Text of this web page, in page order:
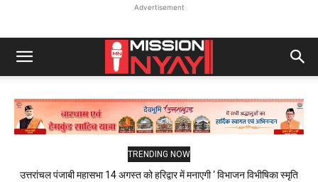
Advertisement
TRENDING NOW
उत्तरांचल पंजाबी महासभा 14 अगस्त को हरिद्वार में मनाएगी ‘ विभाजन विभीषिका स्मृति